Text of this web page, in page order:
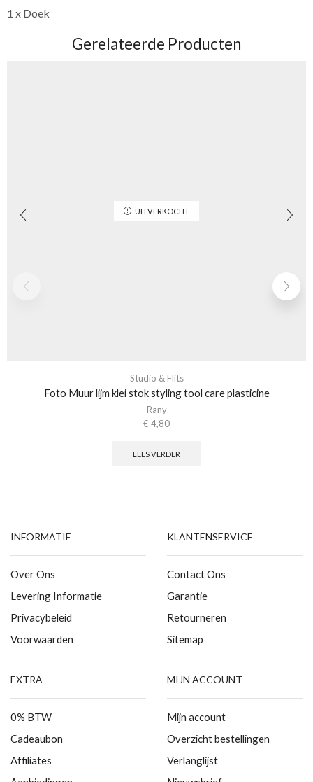
1 x Doek
Gerelateerde Producten
UITVERKOCHT
Studio & Flits
Foto Muur lijm klei stok styling tool care plasticine
Rany
€ 4,80
LEES VERDER
INFORMATIE
Over Ons
Levering Informatie
Privacybeleid
Voorwaarden
KLANTENSERVICE
Contact Ons
Garantie
Retourneren
Sitemap
EXTRA
0% BTW
Cadeaubon
Affiliates
MIJN ACCOUNT
Mijn account
Overzicht bestellingen
Verlanglijst